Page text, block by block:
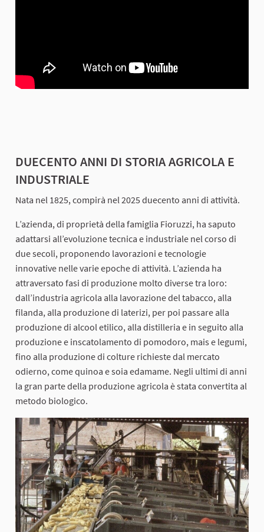
DUECENTO ANNI DI STORIA AGRICOLA E
INDUSTRIALE
Nata nel 1825, compirà nel 2025 duecento anni di attività.
L’azienda, di proprietà della famiglia Fioruzzi, ha saputo
adattarsi all’evoluzione tecnica e industriale nel corso di
due secoli, proponendo lavorazioni e tecnologie
innovative nelle varie epoche di attività. L’azienda ha
attraversato fasi di produzione molto diverse tra loro:
dall’industria agricola alla lavorazione del tabacco, alla
filanda, alla produzione di laterizi, per poi passare alla
produzione di alcool etilico, alla distilleria e in seguito alla
produzione e inscatolamento di pomodoro, mais e legumi,
fino alla produzione di colture richieste dal mercato
odierno, come quinoa e soia edamame. Negli ultimi di anni
la gran parte della produzione agricola è stata convertita al
metodo biologico.